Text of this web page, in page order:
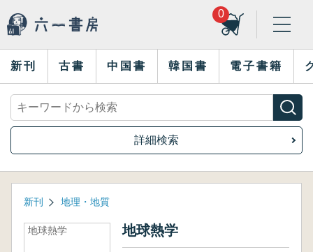
0
新刊 古書 中国書 韓国書 電子書籍
詳細検索
新刊 地理・地質
地球熱学 地球熱学